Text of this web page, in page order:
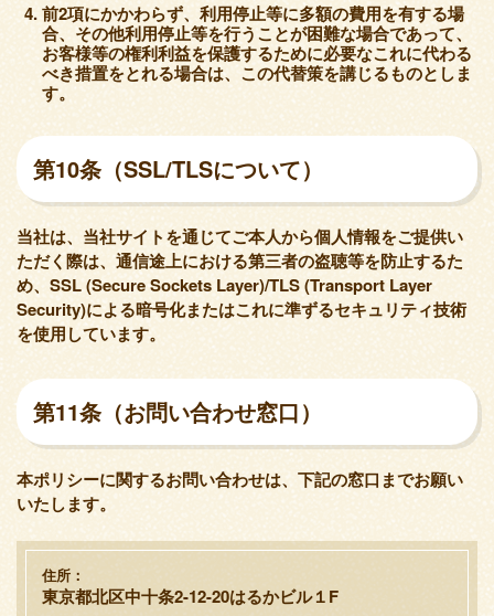
前2項にかかわらず、利用停止等に多額の費用を有する場
合、その他利用停止等を行うことが困難な場合であって、
お客様等の権利利益を保護するために必要なこれに代わる
べき措置をとれる場合は、この代替策を講じるものとしま
す。
第10条（SSL/TLSについて）
当社は、当社サイトを通じてご本人から個人情報をご提供い
ただく際は、通信途上における第三者の盗聴等を防止するた
め、SSL (Secure Sockets Layer)/TLS (Transport Layer
Security)による暗号化またはこれに準ずるセキュリティ技術
を使用しています。
第11条（お問い合わせ窓口）
本ポリシーに関するお問い合わせは、下記の窓口までお願い
いたします。
住所
東京都北区中十条2-12-20はるかビル１F